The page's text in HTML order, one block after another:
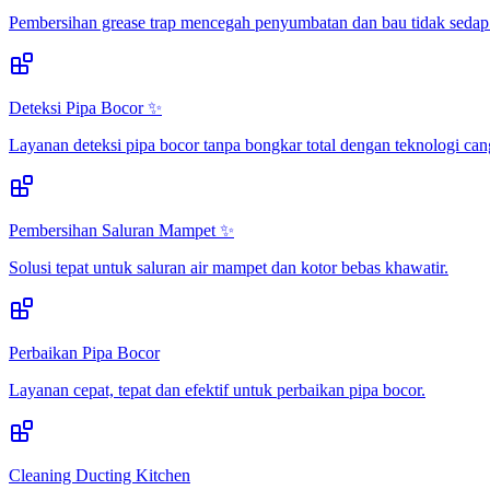
Pembersihan grease trap mencegah penyumbatan dan bau tidak
Deteksi Pipa Bocor ✨
Layanan deteksi pipa bocor tanpa bongkar total dengan teknologi
Pembersihan Saluran Mampet ✨
Solusi tepat untuk saluran air mampet dan kotor bebas khawatir.
Perbaikan Pipa Bocor
Layanan cepat, tepat dan efektif untuk perbaikan pipa bocor.
Cleaning Ducting Kitchen